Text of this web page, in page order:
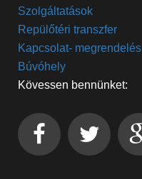
Szolgáltatások
Repülőtéri transzfer
Kapcsolat- megrendelés
Búvóhely
Kövessen bennünket: